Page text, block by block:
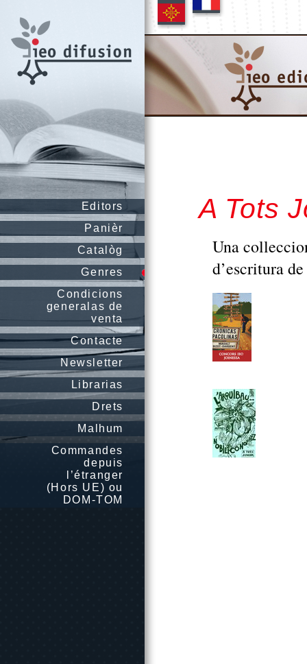
Editors
Panièr
Catalòg
Genres
Condicions
generalas de
venta
Contacte
Newsletter
Librarias
Drets
Malhum
Commandes
depuis
l’étranger
(Hors UE) ou
DOM-TOM
A Tots
Una
d’escritura